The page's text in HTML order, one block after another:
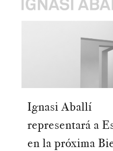
Ignasi Aballí
representará a
en la próxima